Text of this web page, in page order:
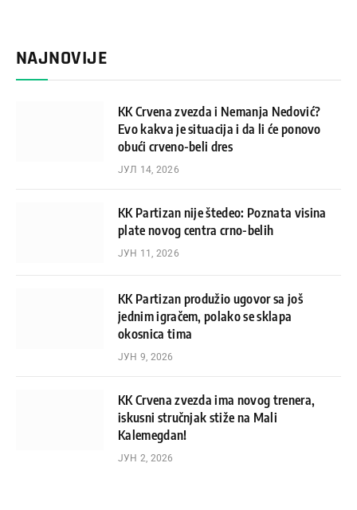
NAJNOVIJE
KK Crvena zvezda i Nemanja Nedović?
Evo kakva je situacija i da li će ponovo
obući crveno-beli dres
ЈУЛ 14, 2026
KK Partizan nije štedeo: Poznata visina
plate novog centra crno-belih
ЈУН 11, 2026
KK Partizan produžio ugovor sa još
jednim igračem, polako se sklapa
okosnica tima
ЈУН 9, 2026
KK Crvena zvezda ima novog trenera,
iskusni stručnjak stiže na Mali
Kalemegdan!
ЈУН 2, 2026